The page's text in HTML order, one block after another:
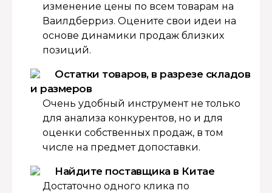
изменение цены по всем товарам на
Ваилдберриз. Оцените свои идеи на
основе динамики продаж близких
позиций.
Остатки товаров, в разрезе складов
и размеров
Очень удобный инструмент не только
для анализа конкурентов, но и для
оценки собственных продаж, в том
числе на предмет допоставки.
Найдите поставщика в Китае
Достаточно одного клика по